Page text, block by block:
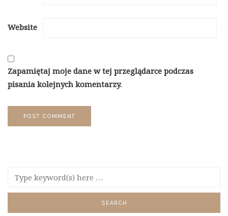
Website
Zapamiętaj moje dane w tej przeglądarce podczas
pisania kolejnych komentarzy.